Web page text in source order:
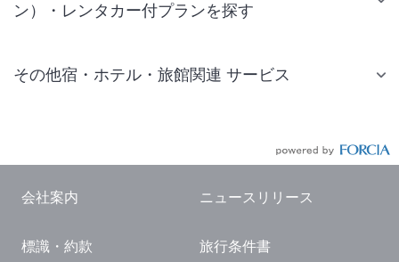
ン）・レンタカー付プランを探す
その他宿・ホテル・旅館関連 サービス
国内観光ガイド
会社案内 ニュースリリース
標識・約款 旅行条件書